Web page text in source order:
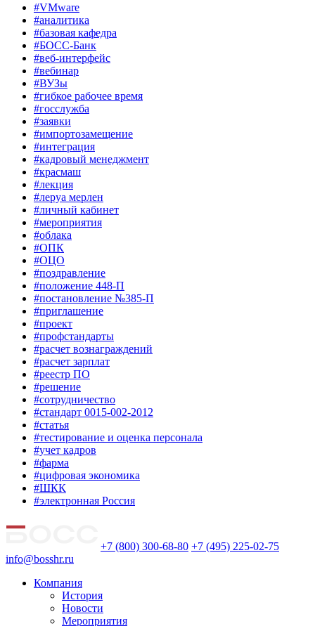
#VMware
#аналитика
#базовая кафедра
#БОСС-Банк
#веб-интерфейс
#вебинар
#ВУЗы
#гибкое рабочее время
#госслужба
#заявки
#импортозамещение
#интеграция
#кадровый менеджмент
#красмаш
#лекция
#леруа мерлен
#личный кабинет
#мероприятия
#облака
#ОПК
#ОЦО
#поздравление
#положение 448-П
#постановление №385-П
#приглашение
#проект
#профстандарты
#расчет вознаграждений
#расчет зарплат
#реестр ПО
#решение
#сотрудничество
#стандарт 0015-002-2012
#статья
#тестирование и оценка персонала
#учет кадров
#фарма
#цифровая экономика
#ШКК
#электронная Россия
+7 (800) 300-68-80 +7 (495) 225-02-75
info@bosshr.ru
Компания
История
Новости
Мероприятия